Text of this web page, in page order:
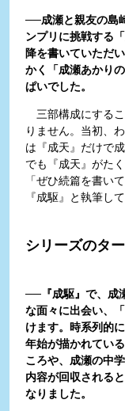
──成瀬と親友の島
ンプリに挑戦する
降を書いていただ
かく「成瀬あかり
ぱいでした。
三部構成にする
りません。当初、
は『成天』だけで
でも『成天』がた
「ぜひ続篇を書い
『成駆』と執筆し
シリーズのタ
──『成駆』で、成
な面々に出会い、
けます。時系列的
年始が描かれてい
ころや、成瀬の中
内容が回収される
なりました。